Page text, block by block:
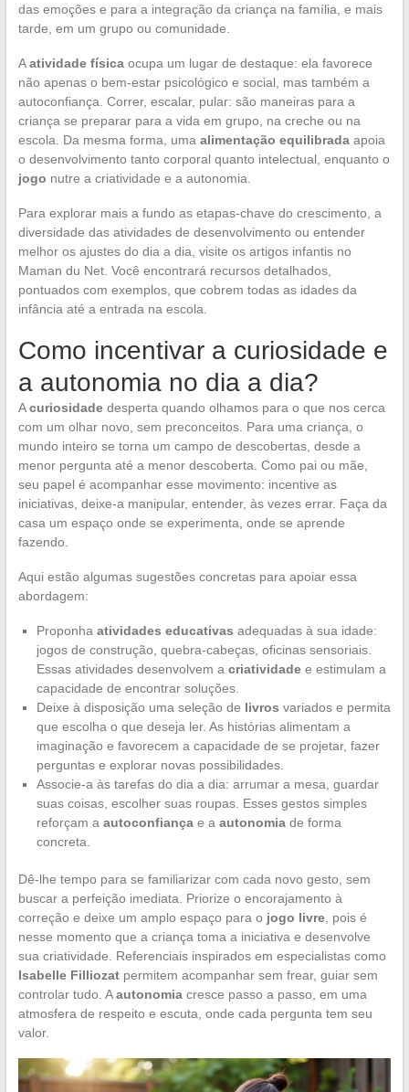
das emoções e para a integração da criança na família, e mais
tarde, em um grupo ou comunidade.
Aatividade físicaocupa um lugar de destaque: ela favorece
não apenas o bem-estar psicológico e social, mas também a
autoconfiança. Correr, escalar, pular: são maneiras para a
criança se preparar para a vida em grupo, na creche ou na
escola. Da mesma forma, uma alimentação equilibradaapoia
o desenvolvimento tanto corporal quanto intelectual, enquanto o
jogo nutre a criatividade e a autonomia.
Para explorar mais a fundo as etapas-chave do crescimento, a
diversidade das atividades de desenvolvimento ou entender
melhor os ajustes do dia a dia, visite os artigos infantis no
Maman du Net. Você encontrará recursos detalhados,
pontuados com exemplos, que cobrem todas as idades da
infância até a entrada na escola.
Como incentivar a curiosidade e
a autonomia no dia a dia?
Acuriosidadedesperta quando olhamos para o que nos cerca
com um olhar novo, sem preconceitos. Para uma criança, o
mundo inteiro se torna um campo de descobertas, desde a
menor pergunta até a menor descoberta. Como pai ou mãe,
seu papel é acompanhar esse movimento: incentive as
iniciativas, deixe-a manipular, entender, às vezes errar. Faça da
casa um espaço onde se experimenta, onde se aprende
fazendo.
Aqui estão algumas sugestões concretas para apoiar essa
abordagem:
Proponha atividades educativas adequadas à sua idade:
jogos de construção, quebra-cabeças, oficinas sensoriais.
Essas atividades desenvolvem a criatividadee estimulam a
capacidade de encontrar soluções.
Deixe à disposição uma seleção de livros variados e permita
que escolha o que deseja ler. As histórias alimentam a
imaginação e favorecem a capacidade de se projetar, fazer
perguntas e explorar novas possibilidades.
Associe-a às tarefas do dia a dia: arrumar a mesa, guardar
suas coisas, escolher suas roupas. Esses gestos simples
reforçam a autoconfiançae a autonomiade forma
concreta.
Dê-lhe tempo para se familiarizar com cada novo gesto, sem
buscar a perfeição imediata. Priorize o encorajamento à
correção e deixe um amplo espaço para o jogo livre, pois é
nesse momento que a criança toma a iniciativa e desenvolve
sua criatividade. Referenciais inspirados em especialistas como
Isabelle Filliozatpermitem acompanhar sem frear, guiar sem
controlar tudo. Aautonomiacresce passo a passo, em uma
atmosfera de respeito e escuta, onde cada pergunta tem seu
valor.